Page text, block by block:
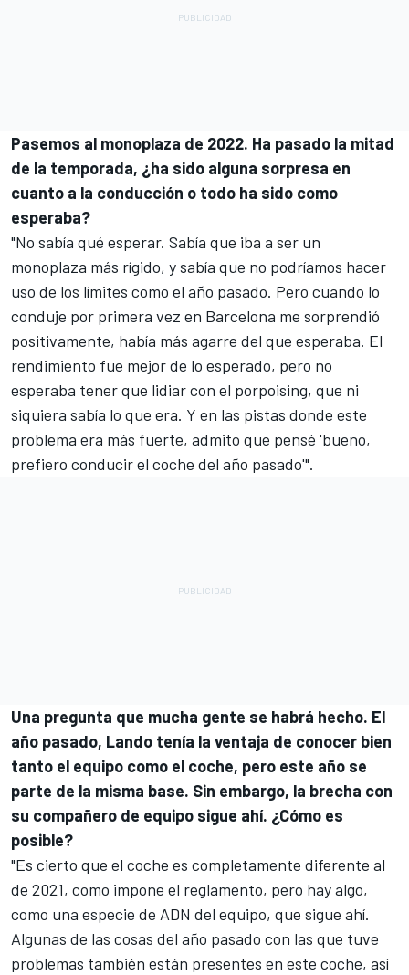
Pasemos al monoplaza de 2022. Ha pasado la mitad
de la temporada, ¿ha sido alguna sorpresa en
cuanto a la conducción o todo ha sido como
esperaba?
"No sabía qué esperar. Sabía que iba a ser un
monoplaza más rígido, y sabía que no podríamos hacer
uso de los límites como el año pasado. Pero cuando lo
conduje por primera vez en Barcelona me sorprendió
positivamente, había más agarre del que esperaba. El
rendimiento fue mejor de lo esperado, pero no
esperaba tener que lidiar con el porpoising, que ni
siquiera sabía lo que era. Y en las pistas donde este
problema era más fuerte, admito que pensé 'bueno,
prefiero conducir el coche del año pasado'".
Una pregunta que mucha gente se habrá hecho. El
año pasado, Lando tenía la ventaja de conocer bien
tanto el equipo como el coche, pero este año se
parte de la misma base. Sin embargo, la brecha con
su compañero de equipo sigue ahí. ¿Cómo es
posible?
"Es cierto que el coche es completamente diferente al
de 2021, como impone el reglamento, pero hay algo,
como una especie de ADN del equipo, que sigue ahí.
Algunas de las cosas del año pasado con las que tuve
problemas también están presentes en este coche, así